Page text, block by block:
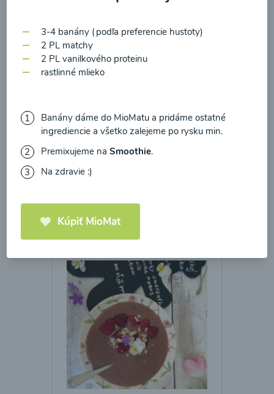
Brokolicové cappuccino
Načítať ďalšie
Kaše
3-4 banány (podľa preferencie hustoty)
2 PL matchy
2 PL vanilkového proteinu
rastlinné mlieko
Banány dáme do MioMatu a pridáme ostatné
ingrediencie a všetko zalejeme po rysku min.
Premixujeme naSmoothie.
Na zdravie :)
Kúpiť MioMat
údajova súhlasím s nimi.